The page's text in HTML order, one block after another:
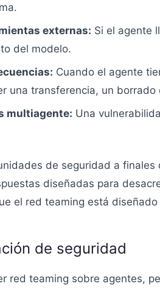
externas: Si el agente
del modelo.
Cuando el agente
una transferencia, un
multiagente: Una
de seguridad a
diseñadas para
el red teaming está
de seguridad
red teaming sobre agentes,